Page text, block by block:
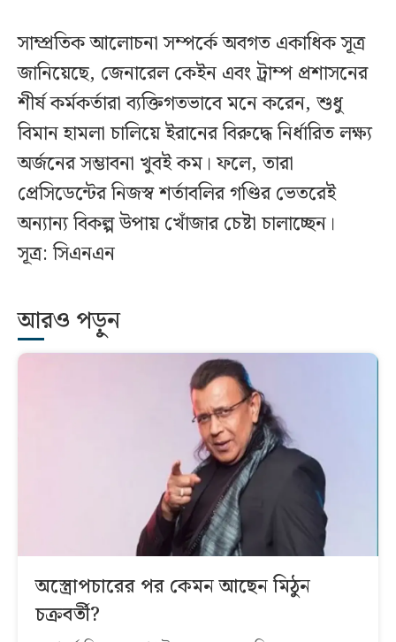
সাম্প্রতিক আলোচনা সম্পর্কে অবগত একাধিক সূত্র
জানিয়েছে, জেনারেল কেইন এবং ট্রাম্প প্রশাসনের
শীর্ষ কর্মকর্তারা ব্যক্তিগতভাবে মনে করেন, শুধু
বিমান হামলা চালিয়ে ইরানের বিরুদ্ধে নির্ধারিত লক্ষ্য
অর্জনের সম্ভাবনা খুবই কম। ফলে, তারা
প্রেসিডেন্টের নিজস্ব শর্তাবলির গণ্ডির ভেতরেই
অন্যান্য বিকল্প উপায় খোঁজার চেষ্টা চালাচ্ছেন।
সূত্র: সিএনএন
আরও পড়ুন
অস্ত্রোপচারের পর কেমন আছেন মিঠুন
চক্রবর্তী?